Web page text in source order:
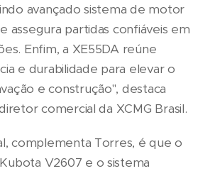
avançado sistema de motor
assegura partidas confiáveis em
Enfim, a XE55DA reúne
e durabilidade para elevar o
e construção", destaca
comercial da XCMG Brasil.
complementa Torres, é que o
V2607 e o sistema